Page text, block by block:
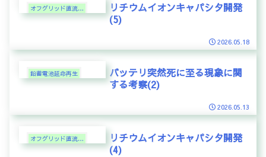
オフグリッド直流電力
リチウムイオンキャパシタ開発
(5)
2026.05.18
鉛蓄電池延命再生
バッテリ突然死に至る現象に関
する考察(2)
2026.05.13
オフグリッド直流電力
リチウムイオンキャパシタ開発
(4)